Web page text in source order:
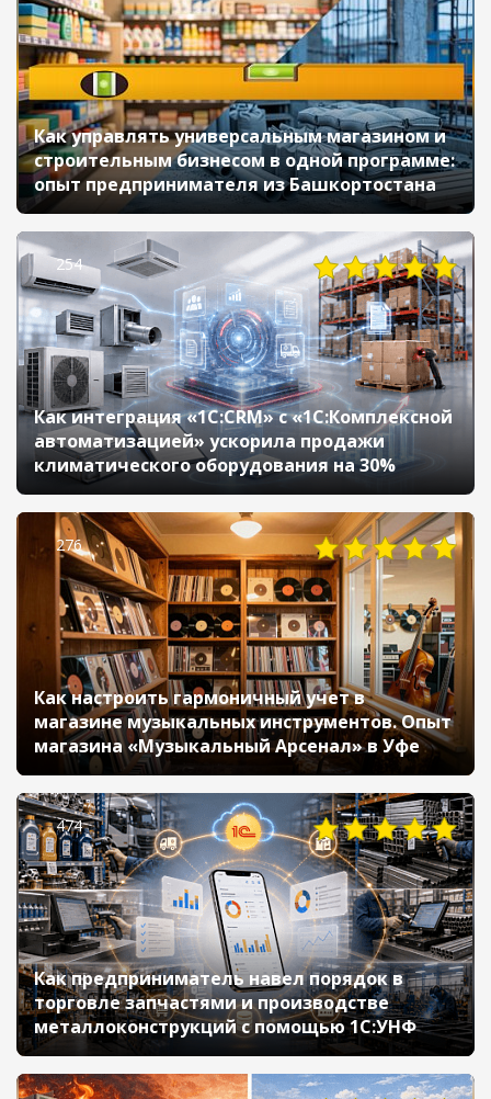
Как управлять универсальным магазином и
строительным бизнесом в одной программе:
опыт предпринимателя из Башкортостана
254
Как интеграция «1С:CRM» с «1С:Комплексной
автоматизацией» ускорила продажи
климатического оборудования на 30%
276
Как настроить гармоничный учет в
магазине музыкальных инструментов. Опыт
магазина «Музыкальный Арсенал» в Уфе
474
Как предприниматель навел порядок в
торговле запчастями и производстве
металлоконструкций с помощью 1С:УНФ